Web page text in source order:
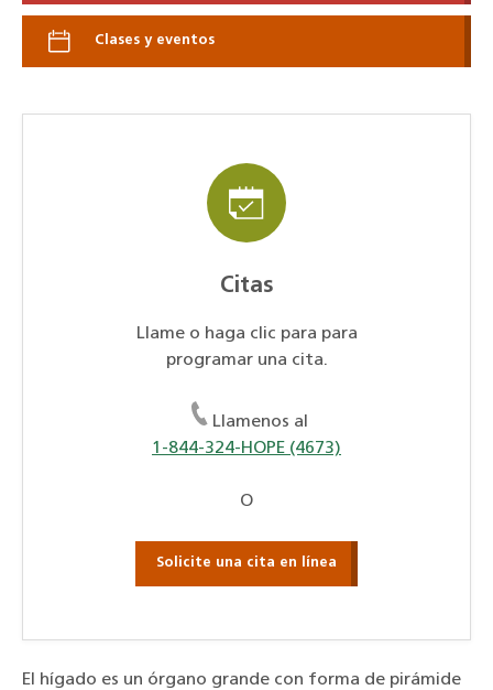
Clases y eventos
Citas
Llame o haga clic para para
programar una cita.
Llamenos al
1-844-324-HOPE (4673)
O
Solicite una cita en línea
El hígado es un órgano grande con forma de pirámide